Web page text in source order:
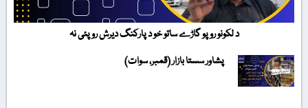
د لکونو روپو گاڑے ساتو خو د پارکنگ دیرش روپئی نہ
پشاور سستا بازار (قمبر، سوات)